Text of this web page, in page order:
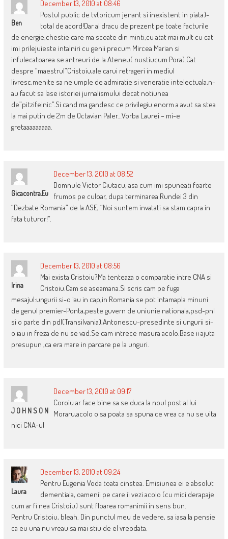
Ben
December 13, 2010 at 08:46
Postul public de tv(oricum jenant si inexistent in piata)-
total de acord!Dar al dracu de prezent pe toate facturile
de energie,chestie care ma scoate din minti,cu atat mai mult cu cat
imi prilejuieste intalniri cu genii precum Mircea Marian si
infulecatoarea se antreuri de la Ateneu( nustiucum Pora).Cat
despre “maestrul”Cristoiu,ale carui retrageri in mediul
livresc,menite sa ne umple de admiratie si veneratie intelectuala,n-
au facut sa lase istoriei jurnalismului decat notiunea
de”pitzifelnic”.Si cand ma gandesc ce privilegiu enorm a avut sa stea
la mai putin de 2m de Octavian Paler…Vorba Laurei – mi-e
gretaaaaaaaaa.
Gicacontra.eu
December 13, 2010 at 08:52
Domnule Victor Ciutacu, asa cum imi spuneati foarte
frumos pe culoar, dupa terminarea Rundei 3 din
“Dezbate Romania” de la ASE, “Noi suntem invatati sa stam capra in
fata tuturor!”.
Irina
December 13, 2010 at 08:56
Mai exista Cristoiu?Ma tenteaza o comparatie intre CNA si
Cristoiu.Cam se aseamana.Si scris cam pe fuga
mesajul:ungurii si-o iau in cap,in Romania se pot intamapla minuni
de genul premier-Ponta,peste guvern de uniunie nationala,psd-pnl
si o parte din pdl(Transilvania),Antonescu-presedinte si ungurii si-
o iau in freza de nu se vad.Se cam intrece masura acolo.Base ii ajuta
presupun ,ca era mare in parcare pe la unguri.
J O H N S O N
December 13, 2010 at 09:17
Coroiu ar face bine sa se duca la noul post al lui
Moraru,acolo o sa poata sa spuna ce vrea ca nu se uita
nici CNA-ul
Laura
December 13, 2010 at 09:24
Pentru Eugenia Voda toata cinstea. Emisiunea ei e absolut
dementiala, oamenii pe care ii vezi acolo (cu mici derapaje
cum ar fi nea Cristoiu) sunt floarea romanimii in sens bun.
Pentru Cristoiu, bleah. Din punctul meu de vedere, sa iasa la pensie
ca eu una nu vreau sa mai stiu de el vreodata.